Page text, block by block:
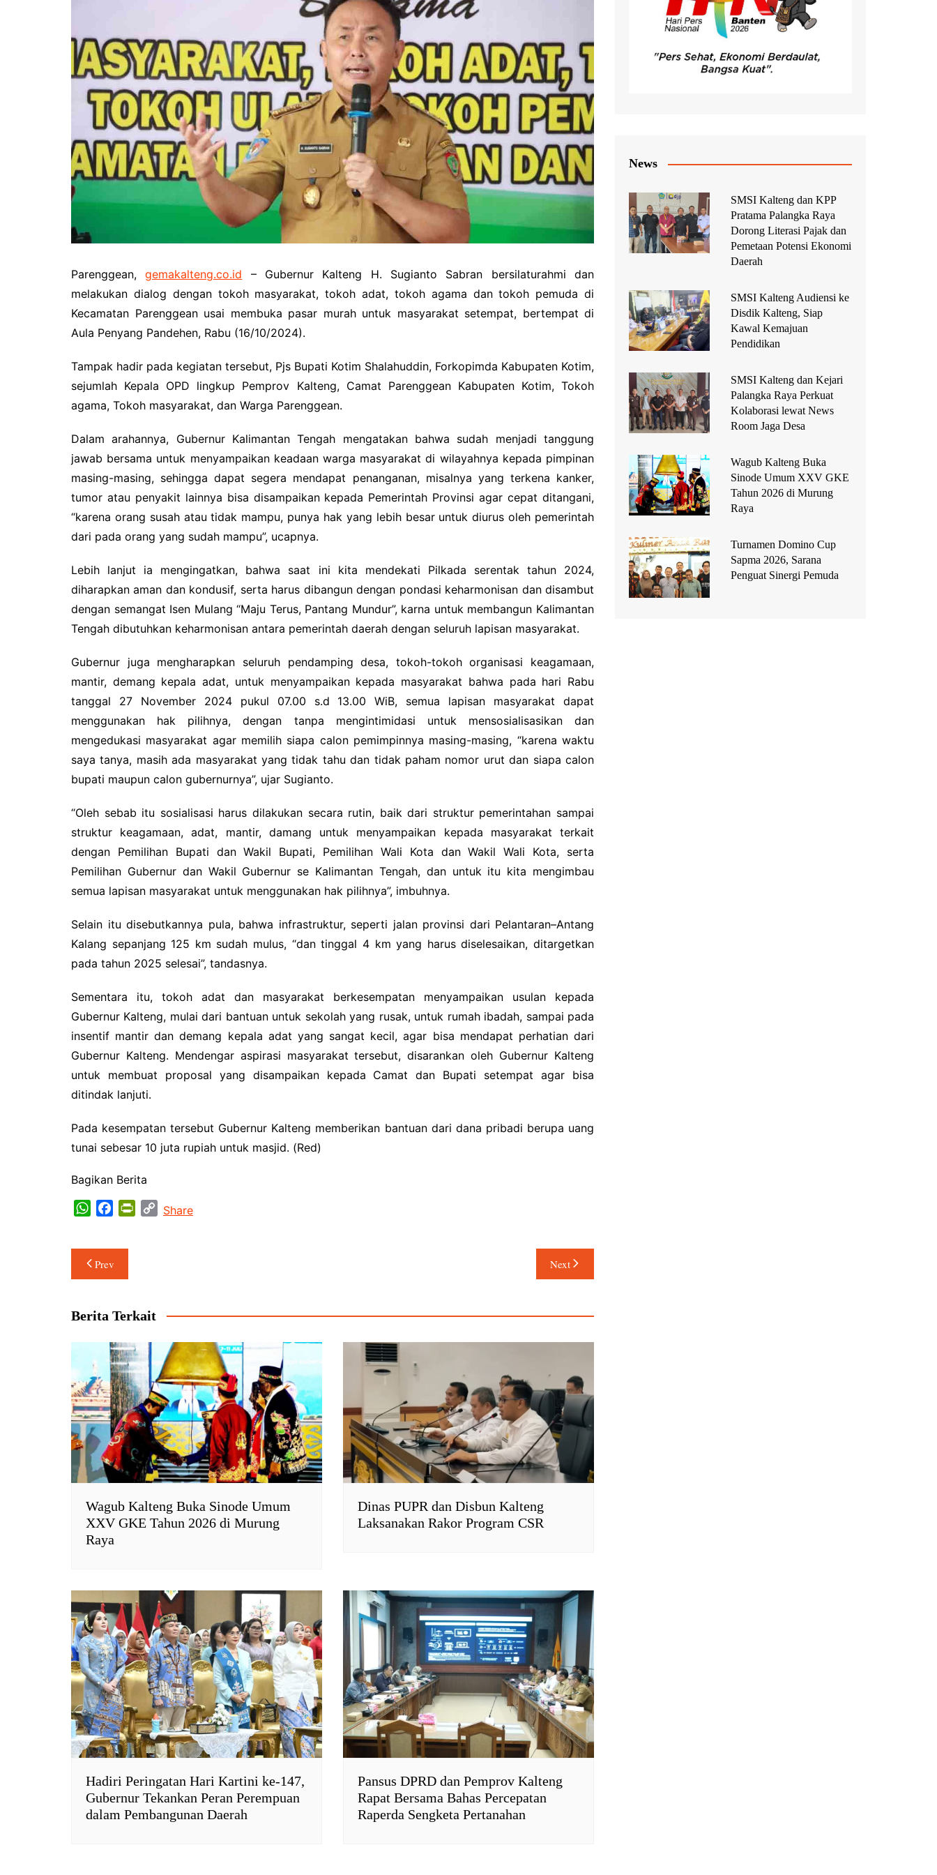
Pemkab Mura
Pemkab Pulang Pisau
Pemkab Seruyan
Pemkab Sukamara
Pemko Palangka Raya
DPRD Kotawaringin Timur
DPRD Lamandau
DPRD Murung Raya
DPRD Palangka Raya
DPRD Pulang Pisau
DPRD Seruyan
DPRD Sukamara
Parenggean,gemakalteng.co.id – Gubernur Kalteng H. Sugianto Sabran bersilaturahmi dan
melakukan dialog dengan tokoh masyarakat, tokoh adat, tokoh agama dan tokoh pemuda di
Kecamatan Parenggean usai membuka pasar murah untuk masyarakat setempat, bertempat di
Aula Penyang Pandehen, Rabu (16/10/2024).
Tampak hadir pada kegiatan tersebut, Pjs Bupati Kotim Shalahuddin, Forkopimda Kabupaten Kotim,
sejumlah Kepala OPD lingkup Pemprov Kalteng, Camat Parenggean Kabupaten Kotim, Tokoh
agama, Tokoh masyarakat, dan Warga Parenggean.
Dalam arahannya, Gubernur Kalimantan Tengah mengatakan bahwa sudah menjadi tanggung
jawab bersama untuk menyampaikan keadaan warga masyarakat di wilayahnya kepada pimpinan
masing-masing, sehingga dapat segera mendapat penanganan, misalnya yang terkena kanker,
tumor atau penyakit lainnya bisa disampaikan kepada Pemerintah Provinsi agar cepat ditangani,
“karena orang susah atau tidak mampu, punya hak yang lebih besar untuk diurus oleh pemerintah
dari pada orang yang sudah mampu”, ucapnya.
Lebih lanjut ia mengingatkan, bahwa saat ini kita mendekati Pilkada serentak tahun 2024,
diharapkan aman dan kondusif, serta harus dibangun dengan pondasi keharmonisan dan disambut
dengan semangat Isen Mulang “Maju Terus, Pantang Mundur”, karna untuk membangun Kalimantan
Tengah dibutuhkan keharmonisan antara pemerintah daerah dengan seluruh lapisan masyarakat.
Gubernur juga mengharapkan seluruh pendamping desa, tokoh-tokoh organisasi keagamaan,
mantir, demang kepala adat, untuk menyampaikan kepada masyarakat bahwa pada hari Rabu
tanggal 27 November 2024 pukul 07.00 s.d 13.00 WiB, semua lapisan masyarakat dapat
menggunakan hak pilihnya, dengan tanpa mengintimidasi untuk mensosialisasikan dan
mengedukasi masyarakat agar memilih siapa calon pemimpinnya masing-masing, “karena waktu
saya tanya, masih ada masyarakat yang tidak tahu dan tidak paham nomor urut dan siapa calon
bupati maupun calon gubernurnya”, ujar Sugianto.
“Oleh sebab itu sosialisasi harus dilakukan secara rutin, baik dari struktur pemerintahan sampai
struktur keagamaan, adat, mantir, damang untuk menyampaikan kepada masyarakat terkait
dengan Pemilihan Bupati dan Wakil Bupati, Pemilihan Wali Kota dan Wakil Wali Kota, serta
Pemilihan Gubernur dan Wakil Gubernur se Kalimantan Tengah, dan untuk itu kita mengimbau
semua lapisan masyarakat untuk menggunakan hak pilihnya”, imbuhnya.
Selain itu disebutkannya pula, bahwa infrastruktur, seperti jalan provinsi dari Pelantaran–Antang
Kalang sepanjang 125 km sudah mulus, “dan tinggal 4 km yang harus diselesaikan, ditargetkan
pada tahun 2025 selesai”, tandasnya.
Sementara itu, tokoh adat dan masyarakat berkesempatan menyampaikan usulan kepada
Gubernur Kalteng, mulai dari bantuan untuk sekolah yang rusak, untuk rumah ibadah, sampai pada
insentif mantir dan demang kepala adat yang sangat kecil, agar bisa mendapat perhatian dari
Gubernur Kalteng. Mendengar aspirasi masyarakat tersebut, disarankan oleh Gubernur Kalteng
untuk membuat proposal yang disampaikan kepada Camat dan Bupati setempat agar bisa
ditindak lanjuti.
Pada kesempatan tersebut Gubernur Kalteng memberikan bantuan dari dana pribadi berupa uang
tunai sebesar 10 juta rupiah untuk masjid. (Red)
Bagikan Berita
W
t
p
p
o
k
r
i
n
d
l
y
CShare
Navigasi
pos
Prev Next
Berita Terkait
Wagub Kalteng Buka Sinode Umum
XXV GKE Tahun 2026 di Murung
Raya
Dinas PUPR dan Disbun Kalteng
Laksanakan Rakor Program CSR
Hadiri Peringatan Hari Kartini ke-147,
Gubernur Tekankan Peran Perempuan
dalam Pembangunan Daerah
Pansus DPRD dan Pemprov Kalteng
Rapat Bersama Bahas Percepatan
Raperda Sengketa Pertanahan
News
SMSI Kalteng dan KPP
Pratama Palangka Raya
Dorong Literasi Pajak dan
Pemetaan Potensi Ekonomi
Daerah
SMSI Kalteng Audiensi ke
Disdik Kalteng, Siap
Kawal Kemajuan
Pendidikan
SMSI Kalteng dan Kejari
Palangka Raya Perkuat
Kolaborasi lewat News
Room Jaga Desa
Wagub Kalteng Buka
Sinode Umum XXV GKE
Tahun 2026 di Murung
Raya
Turnamen Domino Cup
Sapma 2026, Sarana
Penguat Sinergi Pemuda